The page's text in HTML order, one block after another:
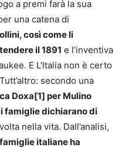
a premi farà la sua
una catena di
così come li
il 1891 e l’inventiva
E L’Italia non è certo
secondo una
Doxa[1] per Mulino
famiglie dichiarano di
nella vita. Dall’analisi,
italiane ha